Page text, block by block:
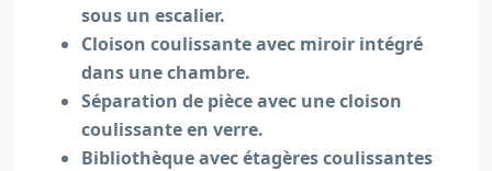
sous un escalier.
Cloison coulissante avec miroir intégré
dans une chambre.
Séparation de pièce avec une cloison
coulissante en verre.
Bibliothèque avec étagères coulissantes